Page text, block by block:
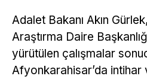
Adalet Bakanı Akın
Araştırma Daire
yürütülen çalışmalar
Afyonkarahisar’da